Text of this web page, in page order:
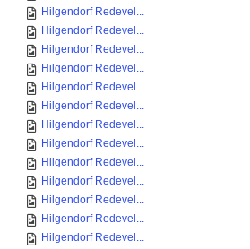
Hilgendorf Redevel...
Hilgendorf Redevel...
Hilgendorf Redevel...
Hilgendorf Redevel...
Hilgendorf Redevel...
Hilgendorf Redevel...
Hilgendorf Redevel...
Hilgendorf Redevel...
Hilgendorf Redevel...
Hilgendorf Redevel...
Hilgendorf Redevel...
Hilgendorf Redevel...
Hilgendorf Redevel...